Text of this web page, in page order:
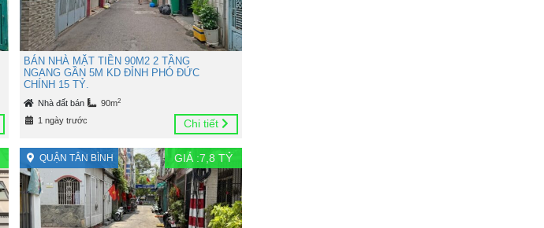
BÁN NHÀ MẶT TIỀN 90M2 2 TẦNG
NGANG GẦN 5M KD ĐỈNH PHÓ ĐỨC
CHÍNH 15 TỶ.
Nhà đất bán 90m2
1 ngày trước Chi tiết
QUẬN TÂN BÌNH GIÁ :7,8 TỶ